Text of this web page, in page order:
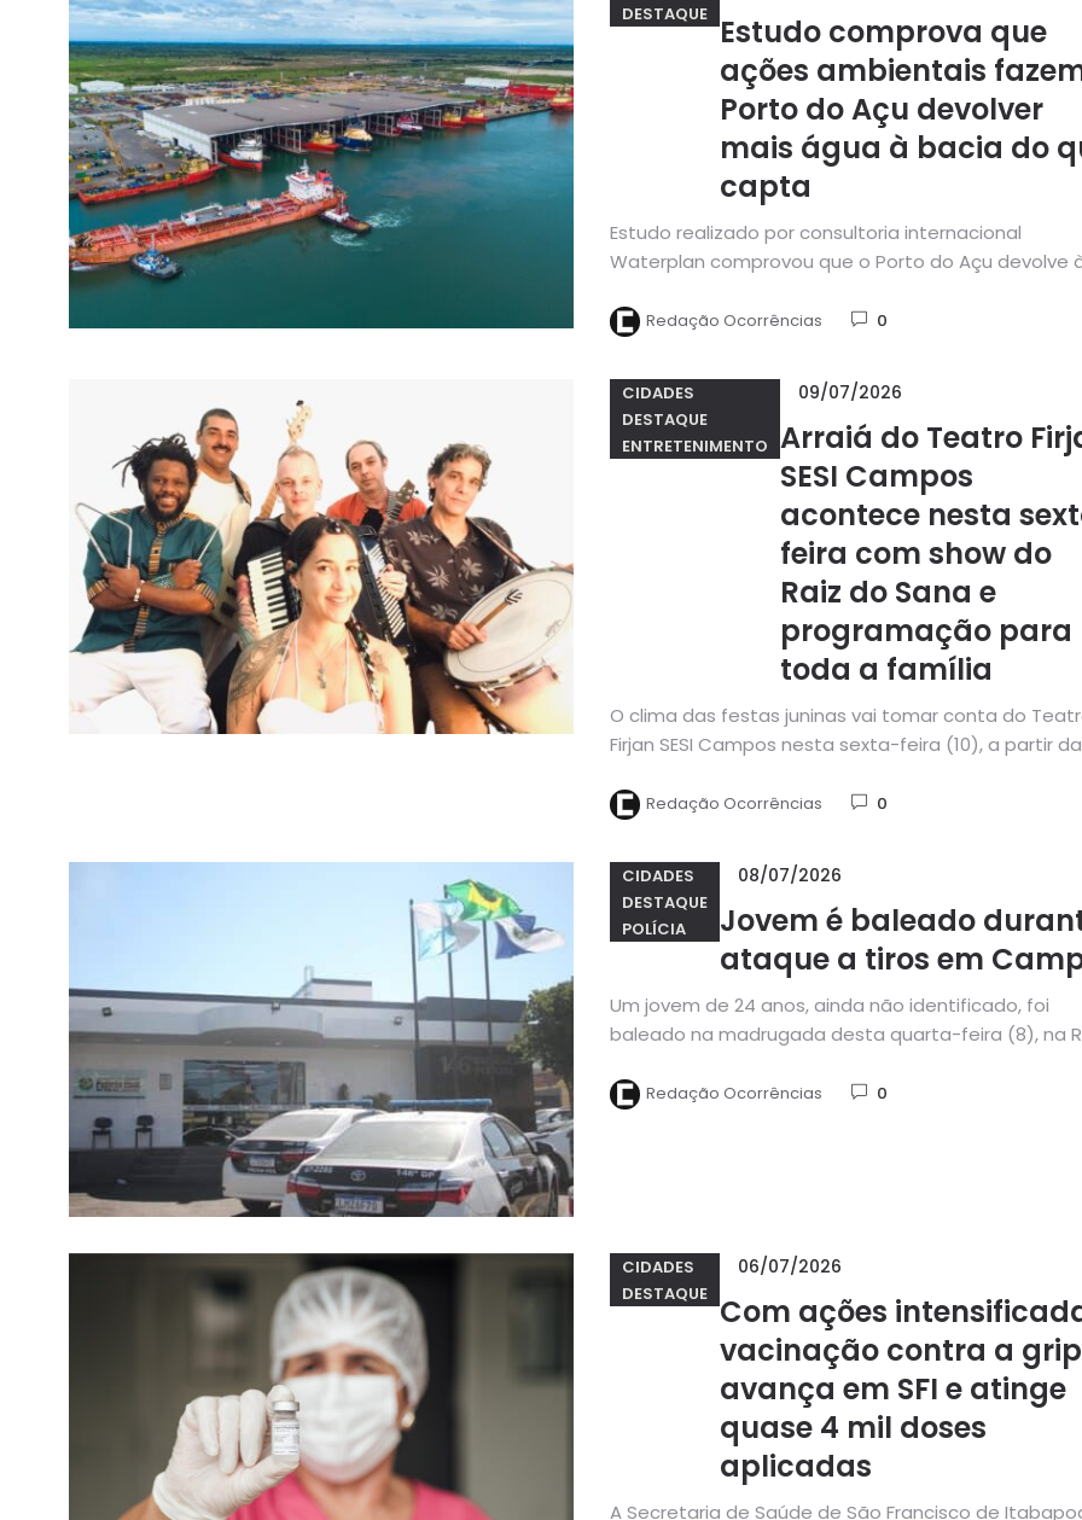
DESTAQUE Estudo comprova que
ações ambientais
Porto do Açu devolver
mais água à bacia do
capta
Estudo realizado por consultoria internacional
Waterplan comprovou que o Porto do Açu devolve
Redação Ocorrências 0
CIDADES
DESTAQUE
ENTRETENIMENTO
09/07/2026
Arraiá do Teatro
SESI Campos
acontece nesta
feira com show do
Raiz do Sana e
programação para
toda a família
O clima das festas juninas vai tomar conta do
Firjan SESI Campos nesta sexta-feira (10), a partir
Redação Ocorrências 0
CIDADES
DESTAQUE
POLÍCIA
08/07/2026
Jovem é baleado
ataque a tiros em
Um jovem de 24 anos, ainda não identificado, foi
baleado na madrugada desta quarta-feira (8), na
Redação Ocorrências 0
CIDADES
DESTAQUE
06/07/2026
Com ações
vacinação contra a
avança em SFI e atinge
quase 4 mil doses
aplicadas
A Secretaria de Saúde de São Francisco de